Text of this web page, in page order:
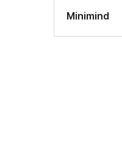
Minimind